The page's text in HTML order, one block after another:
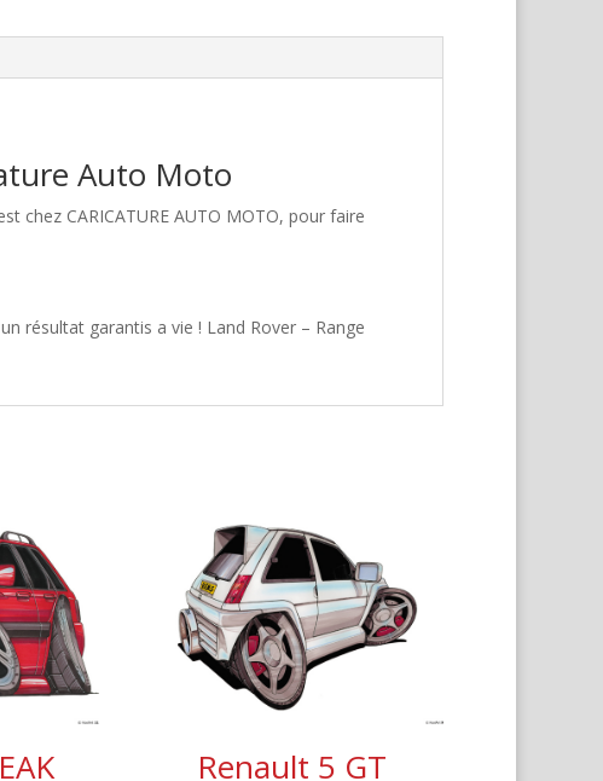
Auto Moto
chez CARICATURE AUTO MOTO, pour faire
résultat garantis a vie ! Land Rover – Range
Renault 5 GT